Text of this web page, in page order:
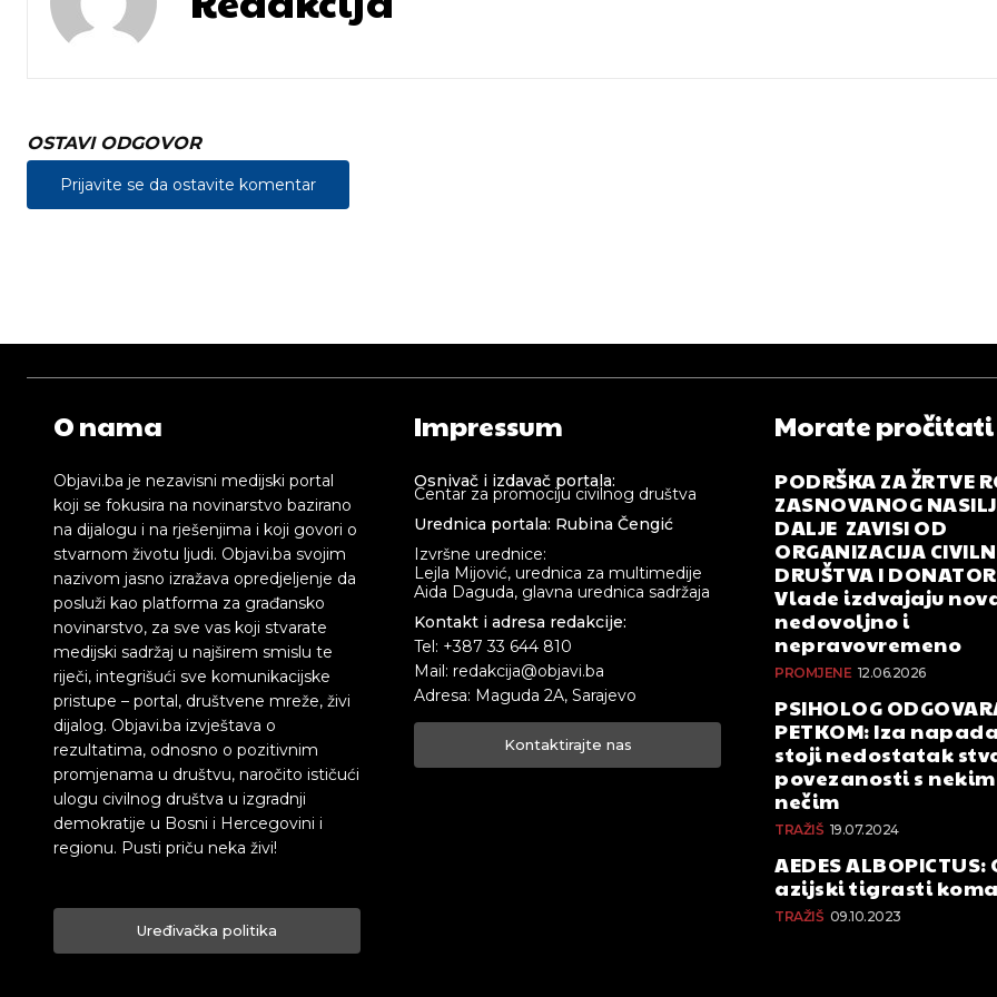
OSTAVI ODGOVOR
Prijavite se da ostavite komentar
O nama
Objavi.ba je nezavisni medijski portal
koji se fokusira na novinarstvo bazirano
na dijalogu i na rješenjima i koji govori o
stvarnom životu ljudi. Objavi.ba svojim
nazivom jasno izražava opredjeljenje da
posluži kao platforma za građansko
novinarstvo, za sve vas koji stvarate
medijski sadržaj u najširem smislu te
riječi, integrišući sve komunikacijske
pristupe – portal, društvene mreže, živi
dijalog. Objavi.ba izvještava o
rezultatima, odnosno o pozitivnim
promjenama u društvu, naročito ističući
ulogu civilnog društva u izgradnji
demokratije u Bosni i Hercegovini i
regionu. Pusti priču neka živi!
Uređivačka politika
Impressum
Osnivač i izdavač portala:
Centar za promociju civilnog društva
Urednica portala: Rubina Čengić
Izvršne urednice:
Lejla Mijović, urednica za multimedije
Aida Daguda, glavna urednica sadržaja
Kontakt i adresa redakcije:
Tel: +387 33 644 810
Mail: redakcija@objavi.ba
Adresa: Maguda 2A, Sarajevo
Kontaktirajte nas
Morate pročitati
PODRŠKA ZA ŽRTVE
ZASNOVANOG
DALJE ZAVISI OD
ORGANIZACIJA
DRUŠTVA I
Vlade izdvajaju
nedovoljno i
nepravovremeno
PROMJENE 12.06.2026
PSIHOLOG
PETKOM: Iza
stoji nedostatak
povezanosti s
nečim
TRAŽIŠ 19.07.2024
AEDES
azijski tigrasti
TRAŽIŠ 09.10.2023